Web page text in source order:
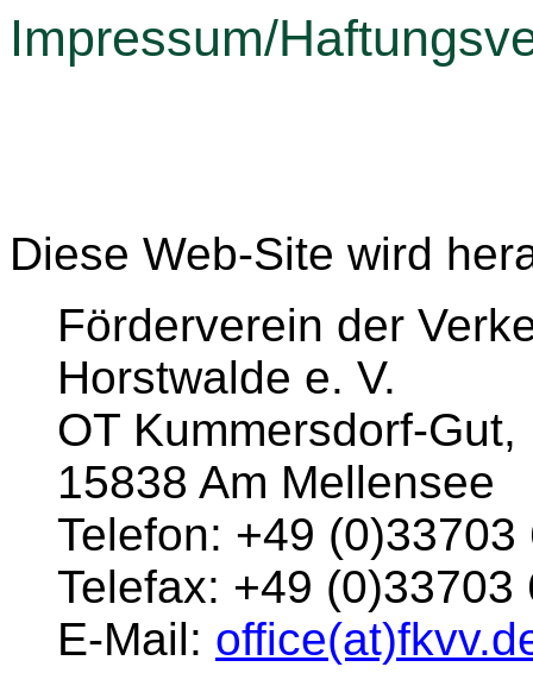
Impressum/
Diese Web-Site wird
Förderverein der
Horstwalde e. V.
OT Kummersdorf-
15838 Am Mellensee
Telefon: +49 (0)33703
Telefax: +49 (0)33703
E-Mail: